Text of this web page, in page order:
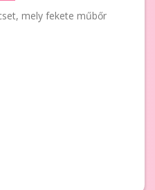
mely fekete műbőr